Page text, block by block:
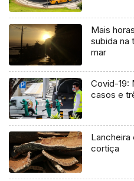
Mais
subida na
mar
Covid-19:
casos e
cortiça